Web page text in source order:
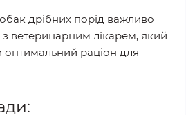
дрібних порід важливо
з ветеринарним лікарем, який
оптимальний раціон для